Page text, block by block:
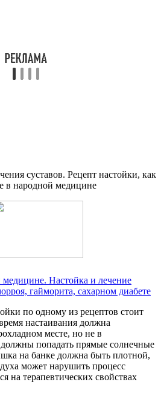
Настойка и лечение
гайморита, сахарном диабете
по одному из рецептов стоит
настаивания должна
месте, но не в
попадать прямые солнечные
на банке должна быть плотной,
может нарушить процесс
на терапевтических свойствах